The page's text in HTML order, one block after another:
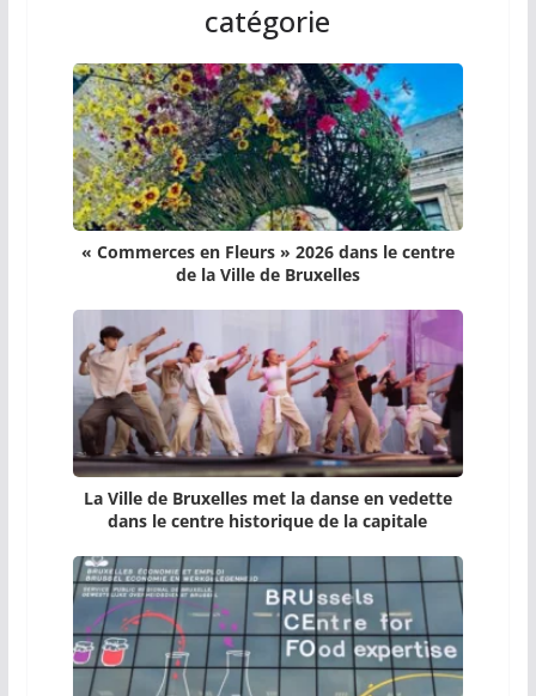
catégorie
« Commerces en Fleurs » 2026 dans le centre
de la Ville de Bruxelles
La Ville de Bruxelles met la danse en vedette
dans le centre historique de la capitale